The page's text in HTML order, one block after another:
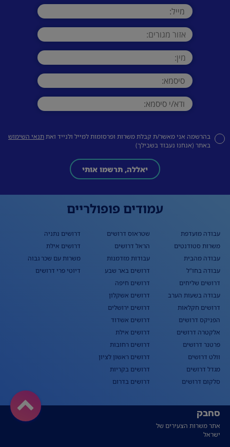
בהרשמה אני מאשר/ת קבלת משרות ופרסומות למייל ולנייד ואתתנאי השימוש
באתר (אנחנו נעבוד בשבילך)
יאללה, תרשמו אותי
עמודים פופולריים
עבודה מועדפת
משרות סטודנטים
עבודה מהבית
עבודה בחו"ל
דרושים שליחים
עבודה בשעות הערב
דרושים חקלאות
הפניקס דרושים
אלקטרה דרושים
פרטנר דרושים
וולט דרושים
מגדל דרושים
סלקום דרושים
שטראוס דרושים
הראל דרושים
עבודות מזדמנות
דרושים באר שבע
דרושים חיפה
דרושים אשקלון
דרושים ירושלים
דרושים אשדוד
דרושים אילת
דרושים רחובות
דרושים ראשון לציון
דרושים בקריות
דרושים בדרום
דרושים נתניה
דרושים אילת
משרות עם שכר גבוה
דיוטי פרי דרושים
סחבק
אתר משרות הצעירים של
ישראל